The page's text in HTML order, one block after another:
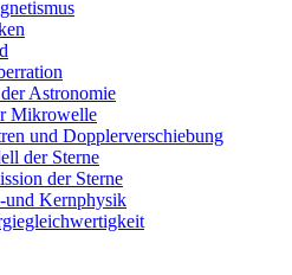
Astronomie
Mikrowelle
und Dopplerverschiebung
der Sterne
der Sterne
und Kernphysik